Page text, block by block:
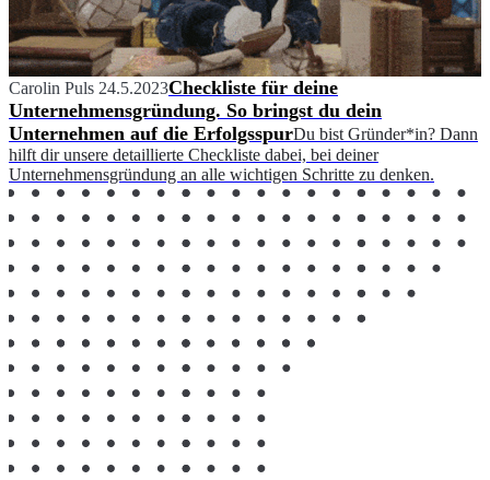
Carolin Puls 24.5.2023Checkliste für deine
Unternehmensgründung. So bringst du dein
Unternehmen auf die ErfolgsspurDu bist Gründer*in? Dann
hilft dir unsere detaillierte Checkliste dabei, bei deiner
Unternehmensgründung an alle wichtigen Schritte zu denken.